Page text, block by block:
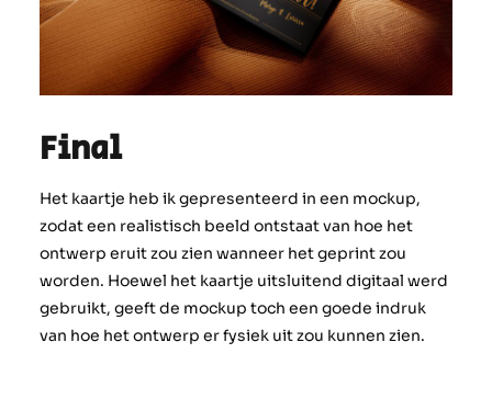
Final
Het kaartje heb ik gepresenteerd in een mockup,
zodat een realistisch beeld ontstaat van hoe het
ontwerp eruit zou zien wanneer het geprint zou
worden. Hoewel het kaartje uitsluitend digitaal werd
gebruikt, geeft de mockup toch een goede indruk
van hoe het ontwerp er fysiek uit zou kunnen zien.